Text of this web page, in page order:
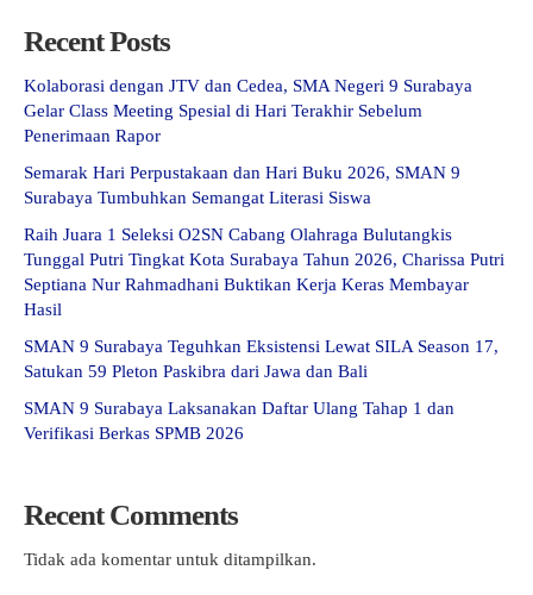
Recent Posts
Kolaborasi dengan JTV dan Cedea, SMA Negeri 9 Surabaya
Gelar Class Meeting Spesial di Hari Terakhir Sebelum
Penerimaan Rapor
Semarak Hari Perpustakaan dan Hari Buku 2026, SMAN 9
Surabaya Tumbuhkan Semangat Literasi Siswa
Raih Juara 1 Seleksi O2SN Cabang Olahraga Bulutangkis
Tunggal Putri Tingkat Kota Surabaya Tahun 2026, Charissa Putri
Septiana Nur Rahmadhani Buktikan Kerja Keras Membayar
Hasil
SMAN 9 Surabaya Teguhkan Eksistensi Lewat SILA Season 17,
Satukan 59 Pleton Paskibra dari Jawa dan Bali
SMAN 9 Surabaya Laksanakan Daftar Ulang Tahap 1 dan
Verifikasi Berkas SPMB 2026
Recent Comments
Tidak ada komentar untuk ditampilkan.